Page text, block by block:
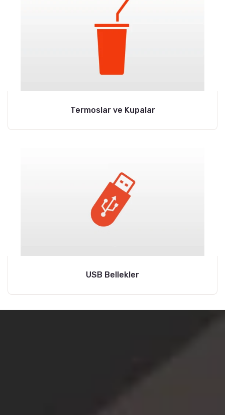
Termoslar ve Kupalar
USB Bellekler